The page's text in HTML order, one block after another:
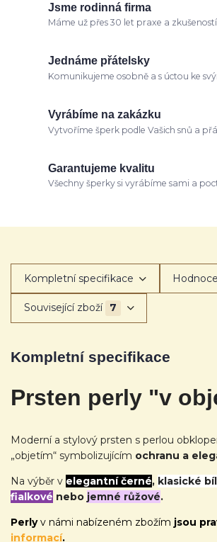
Jsme rodinná firma
Máme už přes 30 let praxe a zkušeností
Jednáme přátelsky
Komunikujeme osobně a s úctou ke
Vyrábíme na zakázku
Vytvoříme šperk podle Vašich snů a
Garantujeme kvalitu
Všechny šperky si vyrábíme sami a
Kompletní specifikace
Související zboží 7
Kompletní specifikace
Prsten perly "v
Moderní a stylový prsten s perlou
„objetím“ symbolizujícím ochranu a
Na výběr v elegantní černé, klasické
fialkové nebo jemné růžové.
Perlyv námi nabízeném zbožím jsou
informací.